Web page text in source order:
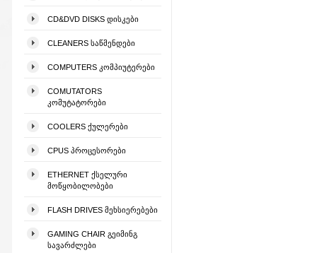
CD&DVD DISKS ᲓᲘᲡᲙᲔᲑᲘ
CLEANERS ᲡᲐᲬᲛᲔᲜᲓᲔᲑᲘ
COMPUTERS ᲙᲝᲛᲞᲘᲣᲢᲔᲠᲔᲑᲘ
COMUTATORS
ᲙᲝᲛᲣᲢᲐᲢᲝᲠᲔᲑᲘ
COOLERS ᲥᲣᲚᲔᲠᲔᲑᲘ
CPUS ᲞᲠᲝᲪᲔᲡᲝᲠᲔᲑᲘ
ETHERNET ᲥᲡᲔᲚᲣᲠᲘ
ᲛᲝᲬᲧᲝᲑᲘᲚᲝᲑᲔᲑᲘ
FLASH DRIVES ᲛᲔᲮᲡᲘᲔᲠᲔᲑᲔᲑᲘ
GAMING CHAIR ᲒᲔᲘᲛᲘᲜᲒ
ᲡᲐᲕᲐᲠᲫᲚᲔᲑᲘ